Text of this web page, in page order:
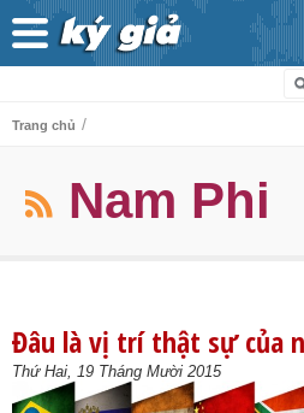
Trang chủ /
Nam Phi
Đâu là vị trí thật sự của
Thứ Hai, 19 Tháng Mười 2015